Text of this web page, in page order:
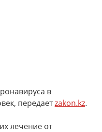
в
передаетzakon.kz.
лечение от